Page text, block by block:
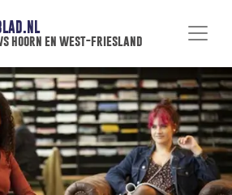
hoorn en west-friesland